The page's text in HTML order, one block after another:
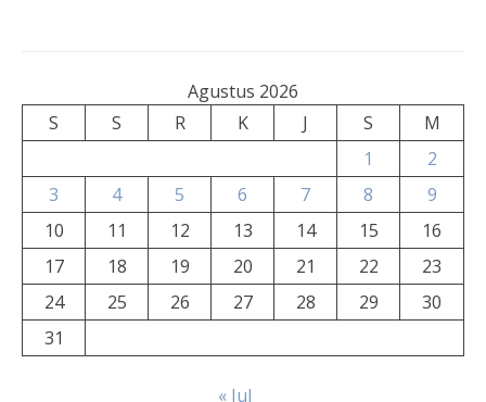
Agustus 2026
S
S R K J S
M
1
2
3
4 5 6 7 8
9
10
11 12 13 14 15
16
17
18 19 20 21 22
23
24
25 26 27 28 29
30
31
« Jul